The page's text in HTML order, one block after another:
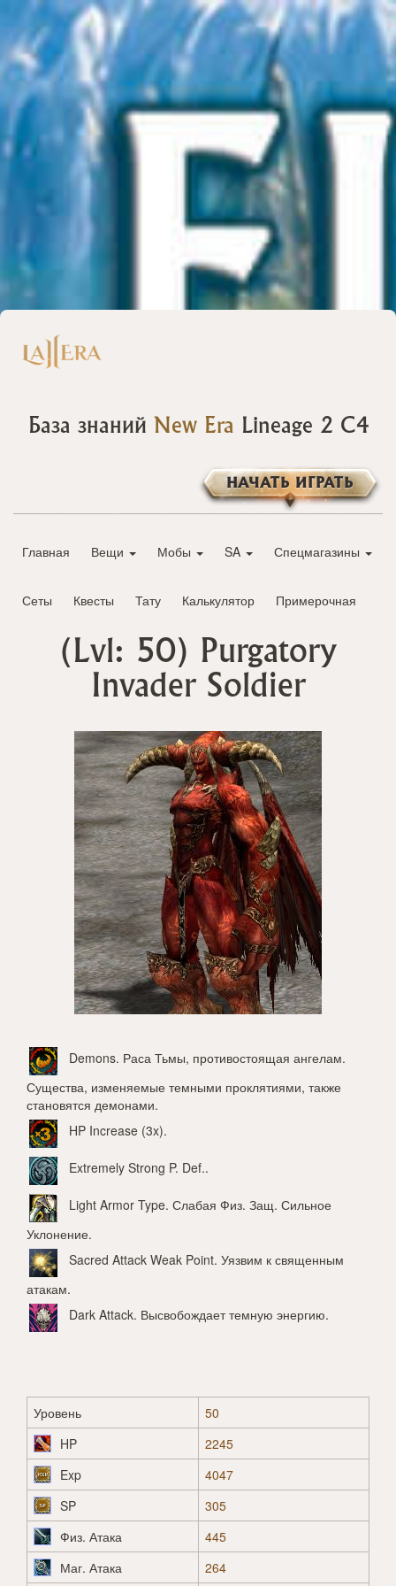
База знаний New Era Lineage 2 C4
НАЧАТЬ ИГРАТЬ
Главная Вещи Мобы SA Спецмагазины
Сеты Квесты Тату Калькулятор Примерочная
(Lvl: 50) Purgatory
Invader Soldier
Demons. Раса Тьмы, противостоящая ангелам.
Существа, изменяемые темными проклятиями, также
становятся демонами.
HP Increase (3x).
Extremely Strong P. Def..
Light Armor Type. Слабая Физ. Защ. Сильное
Уклонение.
Sacred Attack Weak Point. Уязвим к священным
атакам.
Dark Attack. Высвобождает темную энергию.
Уровень
50
HP
2245
Exp
4047
SP
305
Физ. Атака
445
Маг. Атака
264